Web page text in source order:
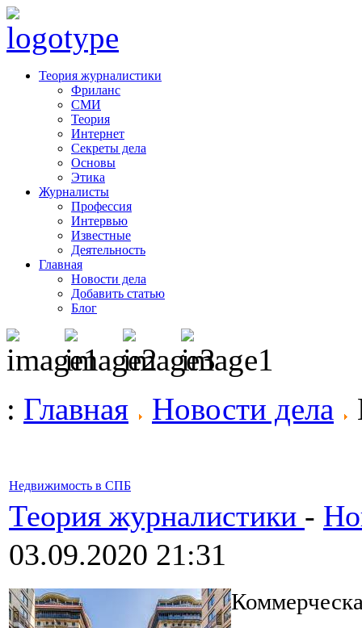
Теория журналистики
Фриланс
СМИ
Теория
Интернет
Секреты дела
Основы
Этика
Журналисты
Профессия
Интервью
Известные
Деятельность
Главная
Новости дела
Добавить статью
Блог
: Главная Новости дела
Недвижимость в СПБ
Теория журналистики -
03.09.2020 21:31